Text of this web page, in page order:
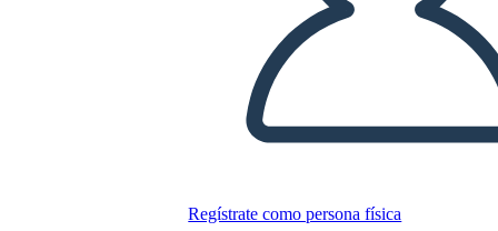
Regístrate como persona física
JUEGO DE DIAPOSITIVAS
LEERME